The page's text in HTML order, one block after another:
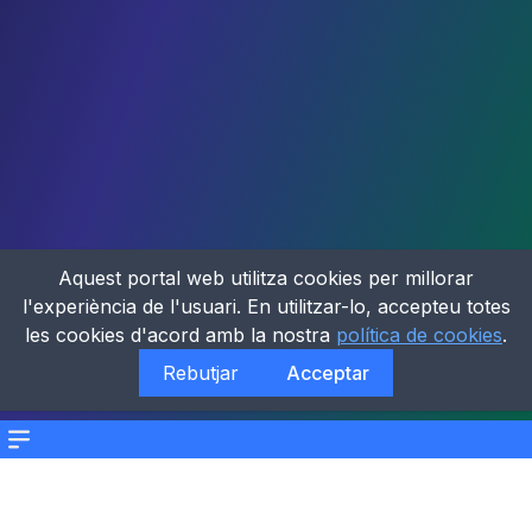
Menu
Aquest portal web utilitza cookies per millorar
l'experiència de l'usuari. En utilitzar-lo, accepteu totes
les cookies d'acord amb la nostra política de cookies.
Rebutjar
Acceptar